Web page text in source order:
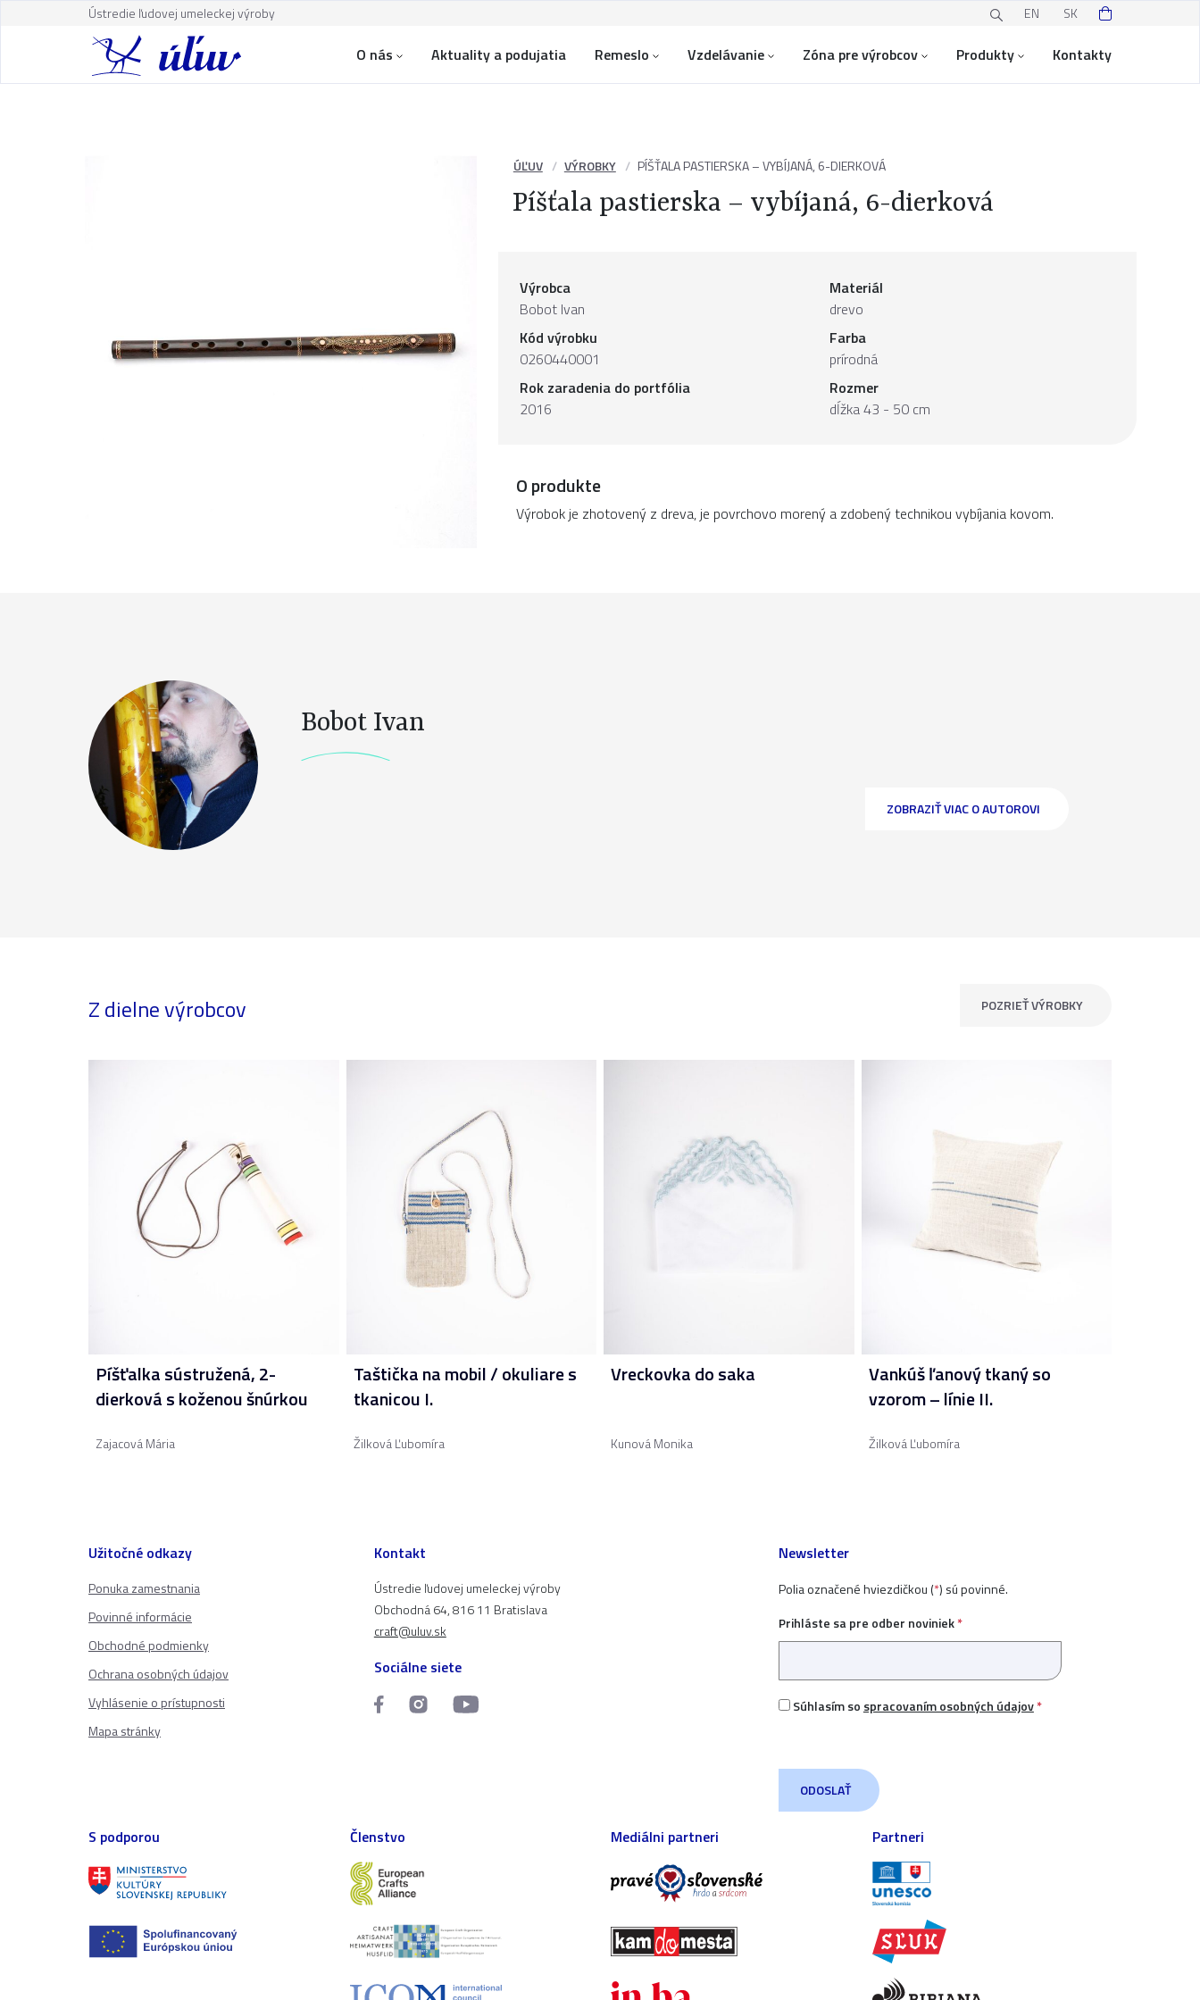
Ústredie ľudovej umeleckej výroby EN SK
O nás Aktuality a podujatia Remeslo Vzdelávanie Zóna pre výrobcov Produkty Kontakty
ÚĽUV VÝROBKY PÍŠŤALA PASTIERSKA – VYBÍJANÁ, 6-DIERKOVÁ
Píšťala pastierska – vybíjaná, 6-dierková
Výrobca
Bobot Ivan
Kód výrobku
0260440001
Rok zaradenia do portfólia
2016
Materiál
drevo
Farba
prírodná
Rozmer
dĺžka 43 - 50 cm
O produkte
Výrobok je zhotovený z dreva, je povrchovo morený a zdobený technikou vybíjania kovom.
Bobot Ivan
ZOBRAZIŤ VIAC O AUTOROVI
Z dielne výrobcov POZRIEŤ VÝROBKY
Píšťalka sústružená, 2-
dierková s koženou šnúrkou
Zajacová Mária
Taštička na mobil / okuliare s
tkanicou I.
Žilková Ľubomíra
Vreckovka do saka
Kunová Monika
Vankúš ľanový tkaný so
vzorom – línie II.
Žilková Ľubomíra
Užitočné odkazy
Ponuka zamestnania
Povinné informácie
Obchodné podmienky
Ochrana osobných údajov
Vyhlásenie o prístupnosti
Mapa stránky
Kontakt
Ústredie ľudovej umeleckej výroby
Obchodná 64, 816 11 Bratislava
craft@uluv.sk
Sociálne siete
Newsletter
Polia označené hviezdičkou (*) sú povinné.
Prihláste sa pre odber noviniek*
Súhlasím so spracovaním osobných údajov*
S podporou Členstvo Mediálni partneri Partneri